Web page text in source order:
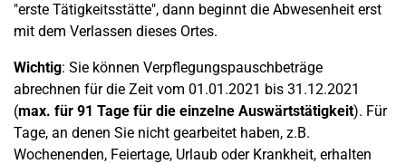
"erste Tätigkeitsstätte", dann beginnt die Abwesenheit erst
mit dem Verlassen dieses Ortes.
Wichtig: Sie können Verpflegungspauschbeträge
abrechnen für die Zeit vom 01.01.2021 bis 31.12.2021
(max. für 91 Tage für die einzelne Auswärtstätigkeit). Für
Tage, an denen Sie nicht gearbeitet haben, z.B.
Wochenenden, Feiertage, Urlaub oder Krankheit, erhalten